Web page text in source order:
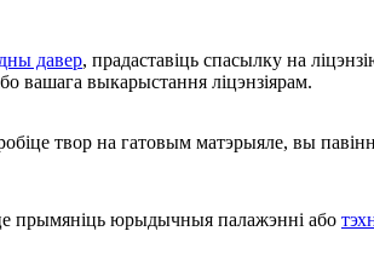
давер, прадаставіць спасылку на
вашага выкарыстання ліцэнзіярам.
твор на гатовым матэрыяле, вы
юрыдычныя палажэнні або